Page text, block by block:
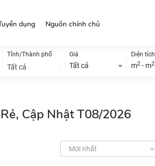
dụng Nguồn chính chủ
Tỉnh/Thành phố
Tất cả
Giá
Tất cả
Diện tích
m2 - m2
Cập Nhật T08/2026
Mới nhất